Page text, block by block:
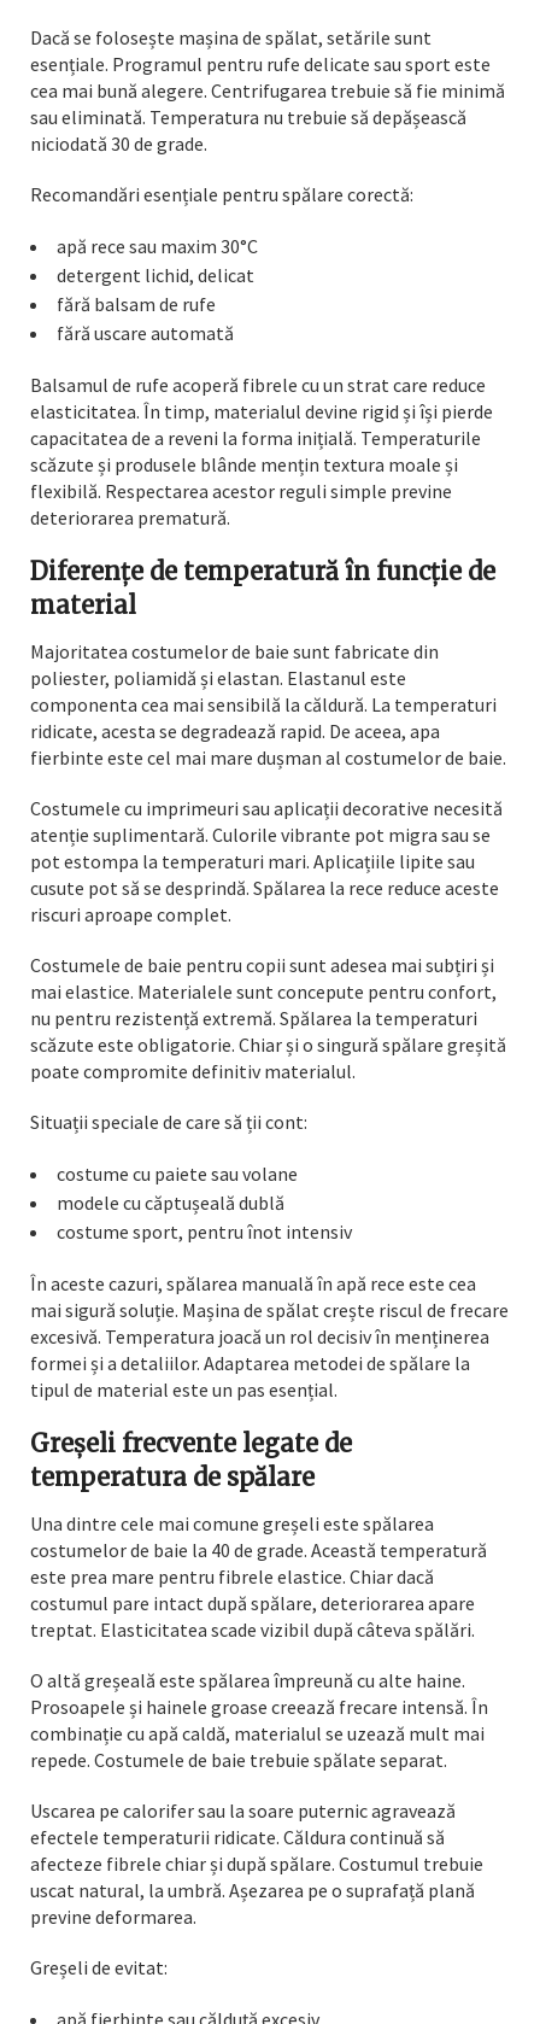
Dacă se folosește mașina de spălat, setările sunt
esențiale. Programul pentru rufe delicate sau sport este
cea mai bună alegere. Centrifugarea trebuie să fie minimă
sau eliminată. Temperatura nu trebuie să depășească
niciodată 30 de grade.
Recomandări esențiale pentru spălare corectă:
apă rece sau maxim 30°C
detergent lichid, delicat
fără balsam de rufe
fără uscare automată
Balsamul de rufe acoperă fibrele cu un strat care reduce
elasticitatea. În timp, materialul devine rigid și își pierde
capacitatea de a reveni la forma inițială. Temperaturile
scăzute și produsele blânde mențin textura moale și
flexibilă. Respectarea acestor reguli simple previne
deteriorarea prematură.
Diferențe de temperatură în funcție de
material
Majoritatea costumelor de baie sunt fabricate din
poliester, poliamidă și elastan. Elastanul este
componenta cea mai sensibilă la căldură. La temperaturi
ridicate, acesta se degradează rapid. De aceea, apa
fierbinte este cel mai mare dușman al costumelor de baie.
Costumele cu imprimeuri sau aplicații decorative necesită
atenție suplimentară. Culorile vibrante pot migra sau se
pot estompa la temperaturi mari. Aplicațiile lipite sau
cusute pot să se desprindă. Spălarea la rece reduce aceste
riscuri aproape complet.
Costumele de baie pentru copii sunt adesea mai subțiri și
mai elastice. Materialele sunt concepute pentru confort,
nu pentru rezistență extremă. Spălarea la temperaturi
scăzute este obligatorie. Chiar și o singură spălare greșită
poate compromite definitiv materialul.
Situații speciale de care să ții cont:
costume cu paiete sau volane
modele cu căptușeală dublă
costume sport, pentru înot intensiv
În aceste cazuri, spălarea manuală în apă rece este cea
mai sigură soluție. Mașina de spălat crește riscul de frecare
excesivă. Temperatura joacă un rol decisiv în menținerea
formei și a detaliilor. Adaptarea metodei de spălare la
tipul de material este un pas esențial.
Greșeli frecvente legate de
temperatura de spălare
Una dintre cele mai comune greșeli este spălarea
costumelor de baie la 40 de grade. Această temperatură
este prea mare pentru fibrele elastice. Chiar dacă
costumul pare intact după spălare, deteriorarea apare
treptat. Elasticitatea scade vizibil după câteva spălări.
O altă greșeală este spălarea împreună cu alte haine.
Prosoapele și hainele groase creează frecare intensă. În
combinație cu apă caldă, materialul se uzează mult mai
repede. Costumele de baie trebuie spălate separat.
Uscarea pe calorifer sau la soare puternic agravează
efectele temperaturii ridicate. Căldura continuă să
afecteze fibrele chiar și după spălare. Costumul trebuie
uscat natural, la umbră. Așezarea pe o suprafață plană
previne deformarea.
Greșeli de evitat: